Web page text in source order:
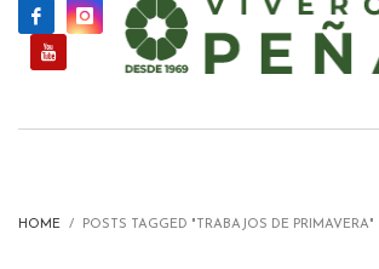
HOME POSTS TAGGED "TRABAJOS DE PRIMAVERA"